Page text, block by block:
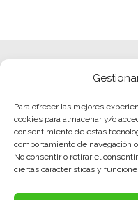
Para ofrecer las mejores
cookies para almacenar y/o
consentimiento de estas
comportamiento de navegación
No consentir o retirar el
ciertas características y